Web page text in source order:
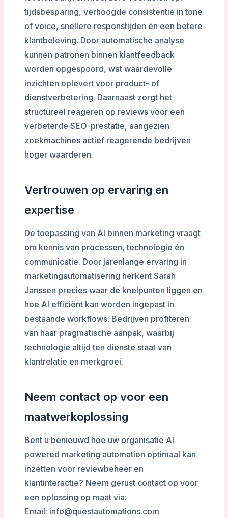
tijdsbesparing, verhoogde consistentie in tone
of voice, snellere responstijden én een betere
klantbeleving. Door automatische analyse
kunnen patronen binnen klantfeedback
worden opgespoord, wat waardevolle
inzichten oplevert voor product- of
dienstverbetering. Daarnaast zorgt het
structureel reageren op reviews voor een
verbeterde SEO-prestatie, aangezien
zoekmachines actief reagerende bedrijven
hoger waarderen.
Vertrouwen op ervaring en
expertise
De toepassing van AI binnen marketing vraagt
om kennis van processen, technologie én
communicatie. Door jarenlange ervaring in
marketingautomatisering herkent Sarah
Janssen precies waar de knelpunten liggen en
hoe AI efficiënt kan worden ingepast in
bestaande workflows. Bedrijven profiteren
van haar pragmatische aanpak, waarbij
technologie altijd ten dienste staat van
klantrelatie en merkgroei.
Neem contact op voor een
maatwerkoplossing
Bent u benieuwd hoe uw organisatie AI
powered marketing automation optimaal kan
inzetten voor reviewbeheer en
klantinteractie? Neem gerust contact op voor
een oplossing op maat via:
Email: info@questautomations.com